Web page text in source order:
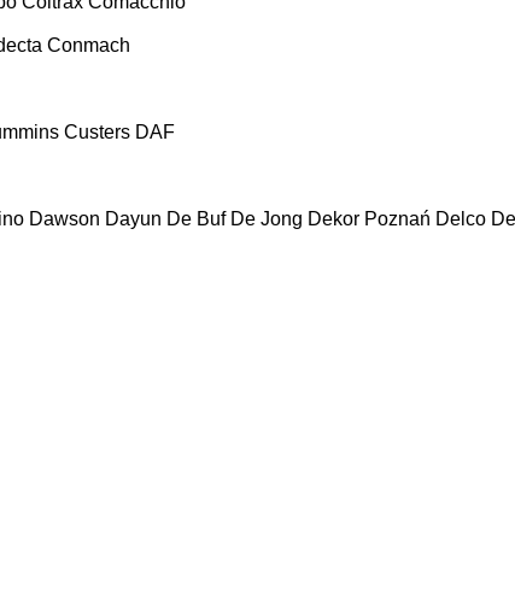
Conmach
Custers DAF
Dawson Dayun De Buf De Jong Dekor Poznań Delco